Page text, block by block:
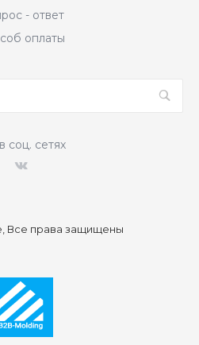
- ответ
оплаты
соц. сетях
Все права защищены